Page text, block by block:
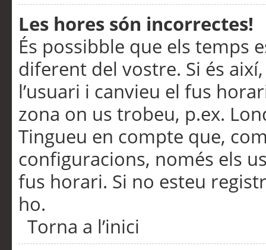
Les hores són incorrectes!
És possibble que els temps
diferent del vostre. Si és
l’usuari i canvieu el fus
zona on us trobeu, p.ex.
Tingueu en compte que,
configuracions, només els
fus horari. Si no esteu
ho.
Torna a l’inici